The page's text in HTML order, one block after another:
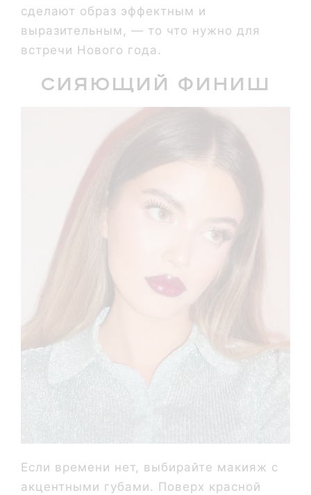
сделают образ эффектным и
выразительным, — то что нужно для
встречи Нового года.
Сияющий финиш
Если времени нет, выбирайте макияж с
акцентными губами. Поверх красной